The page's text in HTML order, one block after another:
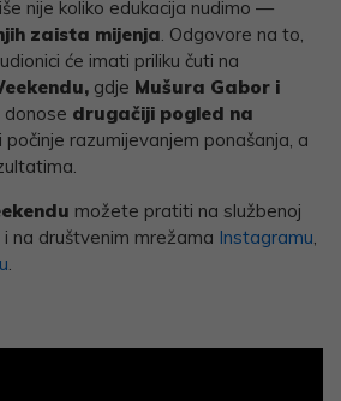
nije koliko edukacija nudimo —
zaista mijenja. Odgovore na to,
će imati priliku čuti na
gdje Mušura Gabor i
donose drugačiji pogled na
razumijevanjem ponašanja, a
možete pratiti na službenoj
na društvenim mrežama Instagramu,
.